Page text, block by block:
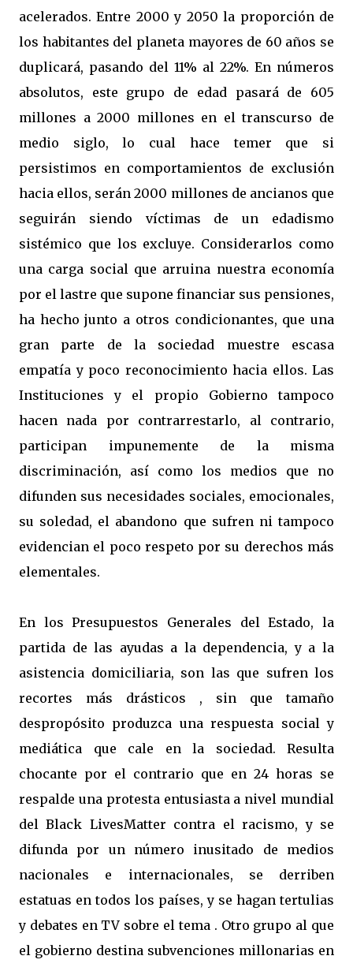
acelerados. Entre 2000 y 2050 la proporción de
los habitantes del planeta mayores de 60 años se
duplicará, pasando del 11% al 22%. En números
absolutos, este grupo de edad pasará de 605
millones a 2000 millones en el transcurso de
medio siglo, lo cual hace temer que si
persistimos en comportamientos de exclusión
hacia ellos, serán 2000 millones de ancianos que
seguirán siendo víctimas de un edadismo
sistémico que los excluye. Considerarlos como
una carga social que arruina nuestra economía
por el lastre que supone financiar sus pensiones,
ha hecho junto a otros condicionantes, que una
gran parte de la sociedad muestre escasa
empatía y poco reconocimiento hacia ellos. Las
Instituciones y el propio Gobierno tampoco
hacen nada por contrarrestarlo, al contrario,
participan impunemente de la misma
discriminación, así como los medios que no
difunden sus necesidades sociales, emocionales,
su soledad, el abandono que sufren ni tampoco
evidencian el poco respeto por su derechos más
elementales.
En los Presupuestos Generales del Estado, la
partida de las ayudas a la dependencia, y a la
asistencia domiciliaria, son las que sufren los
recortes más drásticos , sin que tamaño
despropósito produzca una respuesta social y
mediática que cale en la sociedad. Resulta
chocante por el contrario que en 24 horas se
respalde una protesta entusiasta a nivel mundial
del Black LivesMatter contra el racismo, y se
difunda por un número inusitado de medios
nacionales e internacionales, se derriben
estatuas en todos los países, y se hagan tertulias
y debates en TV sobre el tema . Otro grupo al que
el gobierno destina subvenciones millonarias en